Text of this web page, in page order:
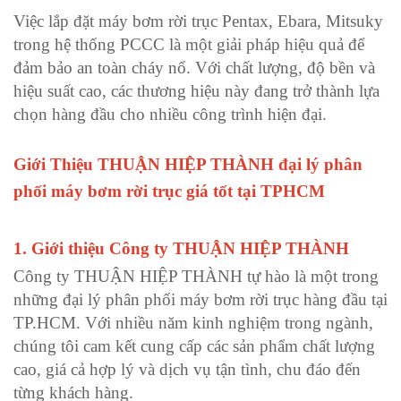
Việc lắp đặt máy bơm rời trục Pentax, Ebara, Mitsuky
trong hệ thống PCCC là một giải pháp hiệu quả để
đảm bảo an toàn cháy nổ. Với chất lượng, độ bền và
hiệu suất cao, các thương hiệu này đang trở thành lựa
chọn hàng đầu cho nhiều công trình hiện đại.
Giới Thiệu THUẬN HIỆP THÀNH đại lý phân
phối máy bơm rời trục giá tốt tại TPHCM
1. Giới thiệu Công ty THUẬN HIỆP THÀNH
Công ty THUẬN HIỆP THÀNH tự hào là một trong
những đại lý phân phối máy bơm rời trục hàng đầu tại
TP.HCM. Với nhiều năm kinh nghiệm trong ngành,
chúng tôi cam kết cung cấp các sản phẩm chất lượng
cao, giá cả hợp lý và dịch vụ tận tình, chu đáo đến
từng khách hàng.